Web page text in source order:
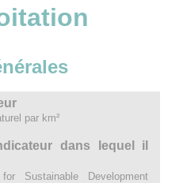
par km²
dans lequel il
Sustainable Development